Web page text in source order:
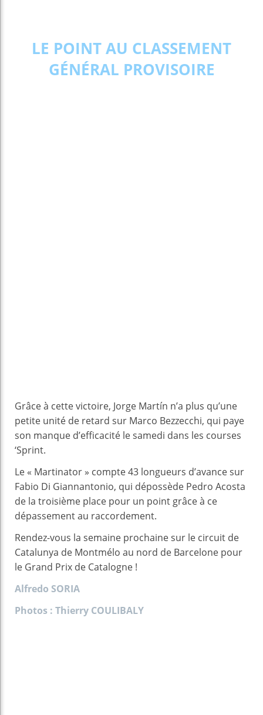
LE POINT AU CLASSEMENT
GÉNÉRAL PROVISOIRE
Grâce à cette victoire, Jorge Martín n’a plus qu’une
petite unité de retard sur Marco Bezzecchi, qui paye
son manque d’efficacité le samedi dans les courses
‘Sprint.
Le « Martinator » compte 43 longueurs d’avance sur
Fabio Di Giannantonio, qui dépossède Pedro Acosta
de la troisième place pour un point grâce à ce
dépassement au raccordement.
Rendez-vous la semaine prochaine sur le circuit de
Catalunya de Montmélo au nord de Barcelone pour
le Grand Prix de Catalogne !
Alfredo SORIA
Photos : Thierry COULIBALY